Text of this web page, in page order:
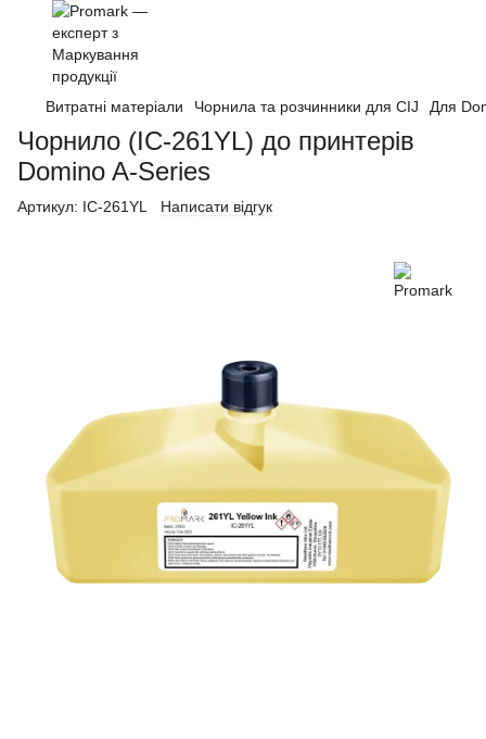
Витратні матеріали Чорнила та розчинники для CIJ Для
Чорнило (IC-261YL) до принтерів
Domino A-Series
Артикул: IC-261YL Написати відгук